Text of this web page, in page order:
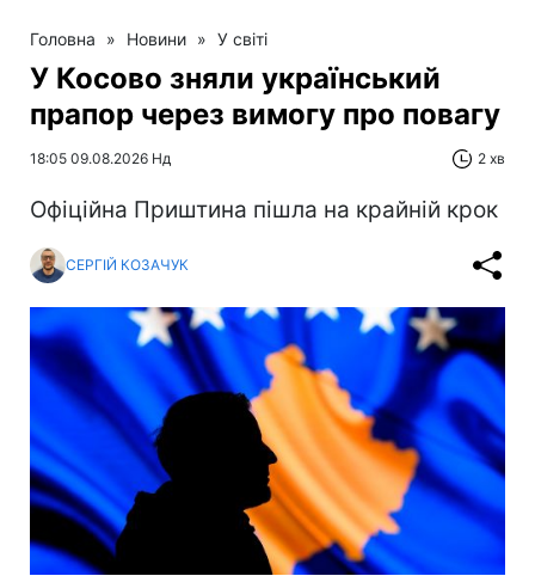
Головна » Новини » У світі
У Косово зняли український
прапор через вимогу про повагу
18:05 09.08.2026 Нд 2 хв
Офіційна Приштина пішла на крайній крок
СЕРГІЙ КОЗАЧУК